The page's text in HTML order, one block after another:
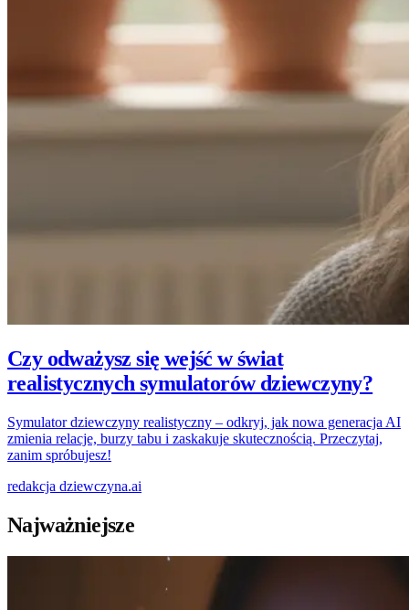
Czy odważysz się wejść w świat
realistycznych symulatorów dziewczyny?
Symulator dziewczyny realistyczny – odkryj, jak nowa generacja AI
zmienia relacje, burzy tabu i zaskakuje skutecznością. Przeczytaj,
zanim spróbujesz!
redakcja dziewczyna.ai
Najważniejsze